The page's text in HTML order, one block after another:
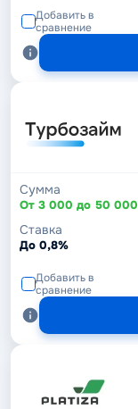
Добавить в
сравнение
Сумма
От 3 000 до 50
Ставка
До 0,8%
Добавить в
сравнение